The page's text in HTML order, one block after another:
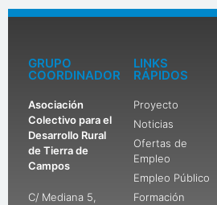
GRUPO
COORDINADOR
Asociación
Colectivo para el
Desarrollo Rural
de Tierra de
Campos
C/ Mediana 5,
LINKS
RÁPIDOS
Proyecto
Noticias
Ofertas de
Empleo
Empleo Público
Formación